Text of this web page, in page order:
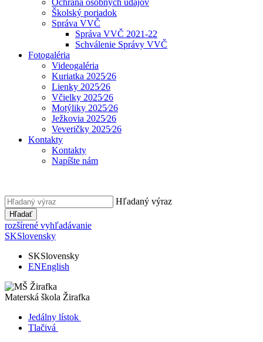
Ochrana osobných údajov
Školský poriadok
Správa VVČ
Správa VVČ 2021-22
Schválenie Správy VVČ
Fotogaléria
Videogaléria
Kuriatka 2025⁄26
Lienky 2025⁄26
Včielky 2025⁄26
Motýliky 2025⁄26
Ježkovia 2025⁄26
Veveričky 2025⁄26
Kontakty
Kontakty
Napíšte nám
Hľadaný výraz
Hľadať
rozšírené vyhľadávanie
SKSlovensky
SKSlovensky
ENEnglish
Materská škola Žirafka
Jedálny lístok
Tlačivá